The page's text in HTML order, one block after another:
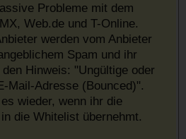
Probleme mit dem
Web.de und T-Online.
werden vom Anbieter
Spam und ihr
Hinweis: "Ungültige oder
Mail-Adresse (Bounced)".
wieder, wenn ihr die
die Whitelist übernehmt.